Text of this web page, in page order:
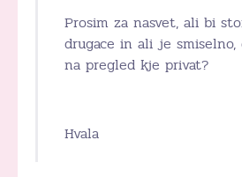
Prosim za nasvet, ali bi
drugace in ali je smiselno,
na pregled kje privat?
Hvala